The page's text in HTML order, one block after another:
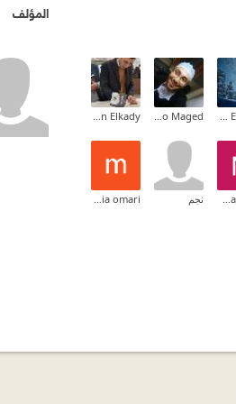
Maaly Sherif ElSabaa
Mario Maged
Ayman Elkady
Mohammad 1111 نجم maria omari
المؤلف